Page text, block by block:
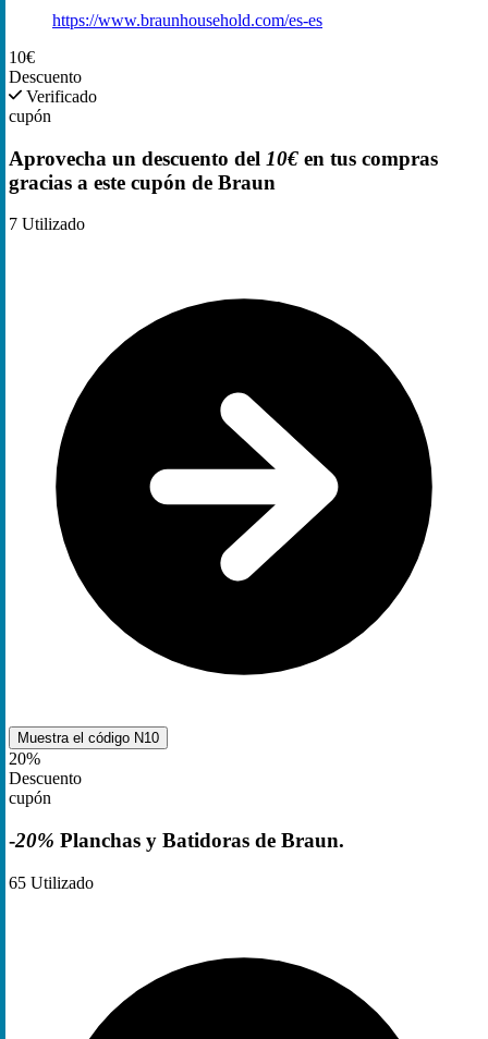
https://www.braunhousehold.com/es-es
10€
Descuento
Verificado
cupón
Aprovecha un descuento del 10€ en tus compras
gracias a este cupón de Braun
7 Utilizado
Muestra el código N10
20%
Descuento
cupón
-20% Planchas y Batidoras de Braun.
65 Utilizado